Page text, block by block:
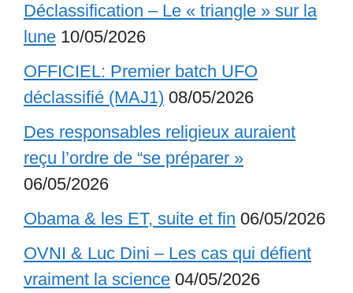
Déclassification – Le « triangle » sur la
lune 10/05/2026
OFFICIEL: Premier batch UFO
déclassifié (MAJ1) 08/05/2026
Des responsables religieux auraient
reçu l’ordre de “se préparer »
06/05/2026
Obama & les ET, suite et fin 06/05/2026
OVNI & Luc Dini – Les cas qui défient
vraiment la science 04/05/2026